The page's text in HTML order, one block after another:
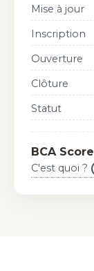
Mise à jour
Inscription
Ouverture
Clôture
Statut
BCA Score
C'est quoi ?